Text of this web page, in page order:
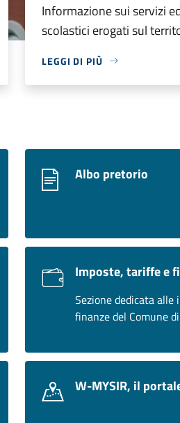
Informazione sui servizi
scolastici erogati sul
LEGGI DI PIÙ
Albo pretorio
Imposte, tariffe e
Sezione dedicata
finanze del Comune
W-MYSIR, il